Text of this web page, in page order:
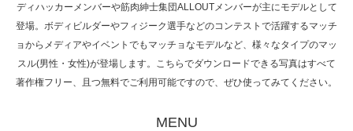
た（6/8放送）
ディハッカーメンバーや筋肉紳士集団ALLOUTメンバーが主にモデルとして
登場。ボディビルダーやフィジーク選手などのコンテストで活躍するマッチ
ョからメディアやイベントでもマッチョなモデルなど、様々なタイプのマッ
スル(男性・女性)が登場します。こちらでダウンロードできる写真はすべて
著作権フリー、且つ無料でご利用可能ですので、ぜひ使ってみてください。
MENU